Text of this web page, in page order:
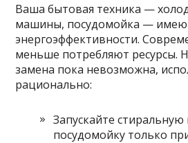
Ваша бытовая техника —
машины, посудомойка —
энергоэффективности.
меньше потребляют ресурсы.
замена пока невозможна,
рационально:
Запускайте
посудомойку только